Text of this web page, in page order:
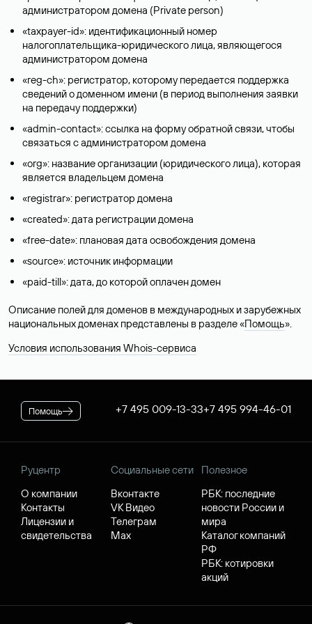
администратором домена (Privatе person)
«taxpayer-id»: идентификационный номер
налогоплательщика-юридического лица, являющегося
администратором домена
«reg-ch»: регистратор, которому передается поддержка
сведений о доменном имени (в период выполнения заявки
на передачу поддержки)
«admin-contact»: ссылка на форму обратной связи, чтобы
связаться с администратором домена
«org»: название организации (юридического лица), которая
является владельцем домена
«registrar»: регистратор домена
«created»: дата регистрации домена
«free-date»: плановая дата освобождения домена
«source»: источник информации
«paid-till»: дата, до которой оплачен домен
Описание полей для доменов в международных и зарубежных
национальных доменах представлены в разделе «Помощь».
Условия использования Whois-сервиса
Помощь +7 495 009-13-33+7 495 994-46-01
Руцентр
О компании
Контакты
Лицензии и
свидетельства
Социальные сети
Вконтакте
VK Видео
Телеграм
Max
Полезное
РБК: последние
новости России и
мира
Каталог компаний
РФ
РБК: котировки
акций